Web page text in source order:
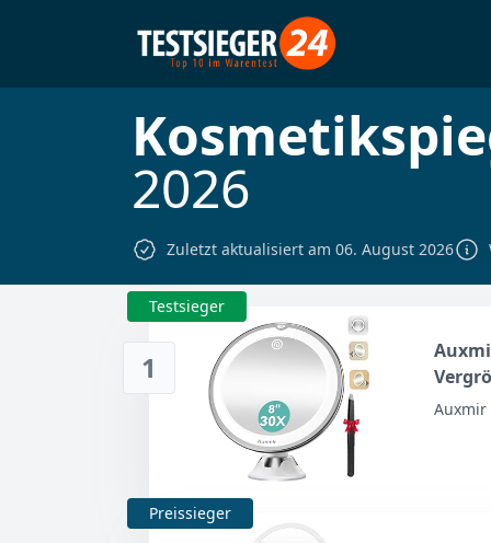
2026
Zuletzt aktualisiert am 06. August 2026
1
Testsieger
Auxmir
Preissieger